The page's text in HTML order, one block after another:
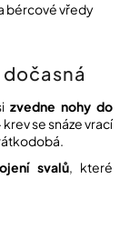
bércové vředy
dočasná
zvedne nohy do
se snáze vrací
svalů, které